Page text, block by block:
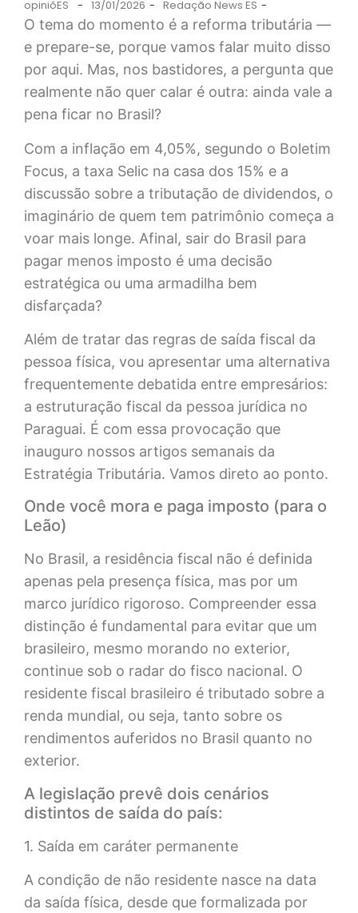
opiniõES - 13/01/2026 - Redação News ES -
O tema do momento é a reforma tributária —
e prepare-se, porque vamos falar muito disso
por aqui. Mas, nos bastidores, a pergunta que
realmente não quer calar é outra: ainda vale a
pena ficar no Brasil?
Com a inflação em 4,05%, segundo o Boletim
Focus, a taxa Selic na casa dos 15% e a
discussão sobre a tributação de dividendos, o
imaginário de quem tem patrimônio começa a
voar mais longe. Afinal, sair do Brasil para
pagar menos imposto é uma decisão
estratégica ou uma armadilha bem
disfarçada?
Além de tratar das regras de saída fiscal da
pessoa física, vou apresentar uma alternativa
frequentemente debatida entre empresários:
a estruturação fiscal da pessoa jurídica no
Paraguai. É com essa provocação que
inauguro nossos artigos semanais da
Estratégia Tributária. Vamos direto ao ponto.
Onde você mora e paga imposto (para o
Leão)
No Brasil, a residência fiscal não é definida
apenas pela presença física, mas por um
marco jurídico rigoroso. Compreender essa
distinção é fundamental para evitar que um
brasileiro, mesmo morando no exterior,
continue sob o radar do fisco nacional. O
residente fiscal brasileiro é tributado sobre a
renda mundial, ou seja, tanto sobre os
rendimentos auferidos no Brasil quanto no
exterior.
A legislação prevê dois cenários
distintos de saída do país:
1. Saída em caráter permanente
A condição de não residente nasce na data
da saída física, desde que formalizada por